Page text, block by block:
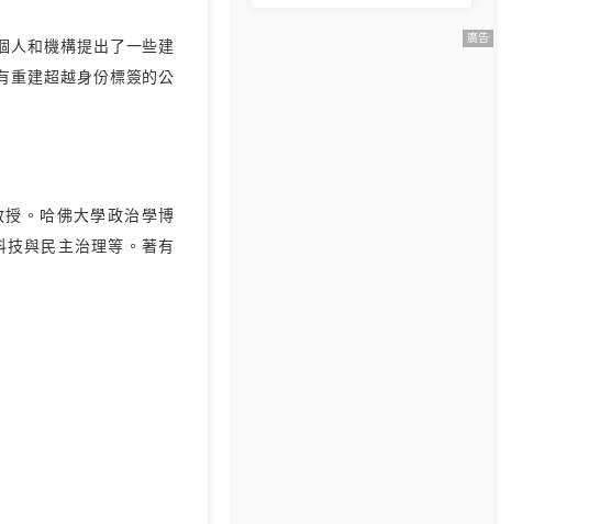
人和機構提出了一些建
重建超越身份標簽的公
。哈佛大學政治學博
與民主治理等。著有
廣告